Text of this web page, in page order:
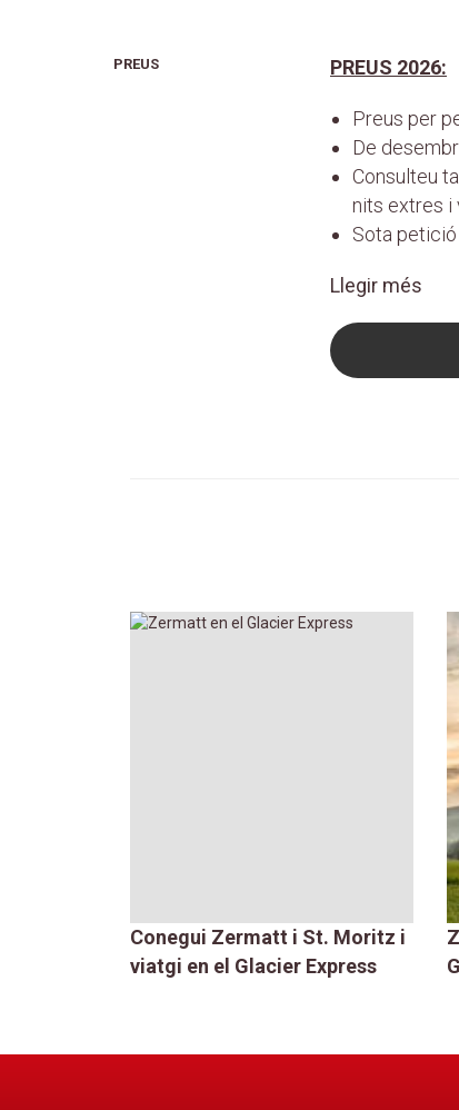
PREUS PREUS 2026:
Preus per
De
Consulteu
nits extres i
Sota
Llegir més
Conegui Zermatt i St. Moritz i
viatgi en el Glacier Express